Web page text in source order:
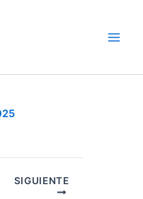
SIGUIENTE